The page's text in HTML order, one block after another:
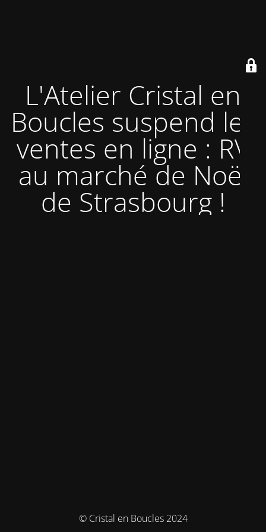
L'Atelier Cristal en
Boucles suspend les
ventes en ligne : RV
au marché de Noël
de Strasbourg !
© Cristal en Boucles 2024